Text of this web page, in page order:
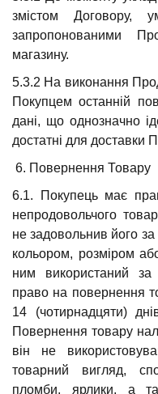
змістом Договору,
запропонованими
магазину.
5.3.2 На виконання
Покупцем останній
дані, що однозначно
достатні для доставки
6. Повернення Товару
6.1. Покупець має
непродовольчого
не задовольнив його
кольором, розміром
ним використаний
право на повернення
14 (чотирнадцяти)
Повернення товару
він не
товарний вигляд,
пломби, ярлики, а